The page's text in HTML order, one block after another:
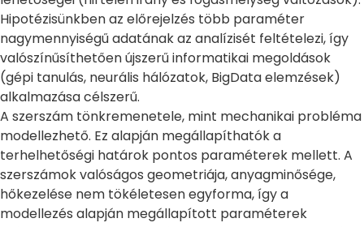
Hipotézisünkben az előrejelzés több paraméter
nagymennyiségű adatának az analízisét feltételezi, így
valószínűsíthetően újszerű informatikai megoldások
(gépi tanulás, neurális hálózatok, BigData elemzések)
alkalmazása célszerű.
A szerszám tönkremenetele, mint mechanikai probléma
modellezhető. Ez alapján megállapíthatók a
terhelhetőségi határok pontos paraméterek mellett. A
szerszámok valóságos geometriája, anyagminősége,
hőkezelése nem tökéletesen egyforma, így a
modellezés alapján megállapított paraméterek